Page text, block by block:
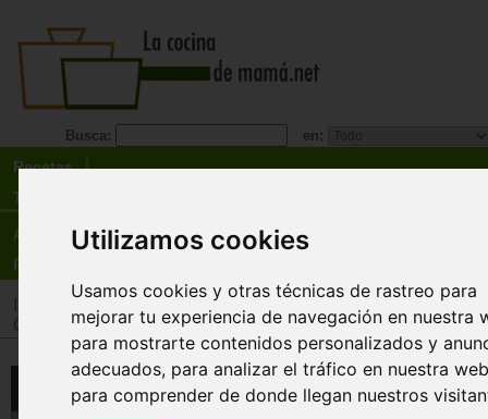
Utilizamos cookies
Usamos cookies y otras técnicas de rastreo para
mejorar tu experiencia de navegación en nuestra
para mostrarte contenidos personalizados y
adecuados, para analizar el tráfico en nuestra
para comprender de donde llegan nuestros
Busca: en:
Recetas
Tienda
Actualidad
Registro
Especialidades
Trucos de
Otros alimentos
Cocinar con aceite de oliva y
aceitunas. ¡ Una selección de